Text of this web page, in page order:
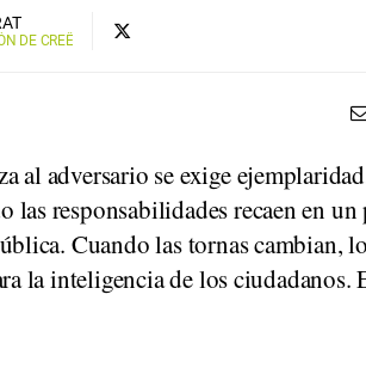
DE CREÊ
al adversario se exige
las responsabilidades recaen en
Cuando las tornas cambian,
la inteligencia de los ciudadanos.